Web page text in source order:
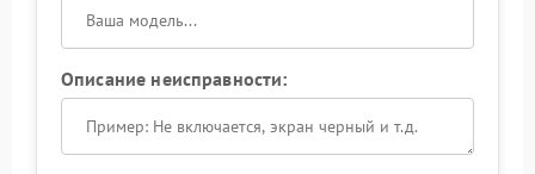
Описание неисправности: